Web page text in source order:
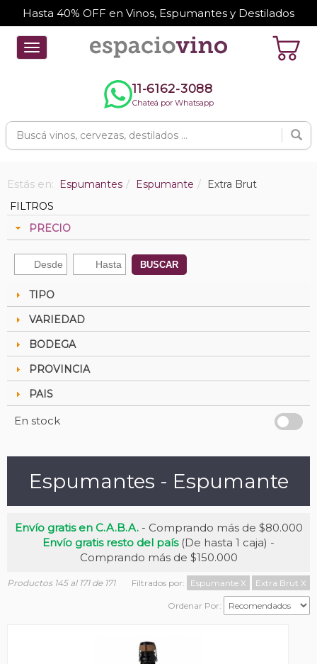
Hasta 40% OFF en Vinos, Espumantes y Destilados
Toggle
navigation
11-6162-3088
Chateá por Whatsapp
Estás en: Espumantes Espumante
Extra Brut
FILTROS
PRECIO
BUSCAR
TIPO
VARIEDAD
BODEGA
PROVINCIA
PAIS
En stock
Espumantes - Espumante
Envío gratis en C.A.B.A.- Comprando más de $80.000
Envío gratis resto del país(De hasta 1 caja) -
Comprando más de $150.000
Productos 145 al 171 de 171 Filtrados por: Espumante X Extra Brut X
Ordenar Por: